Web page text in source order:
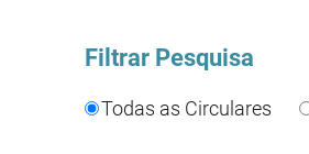
Filtrar Pesquisa
Todas as Circulares